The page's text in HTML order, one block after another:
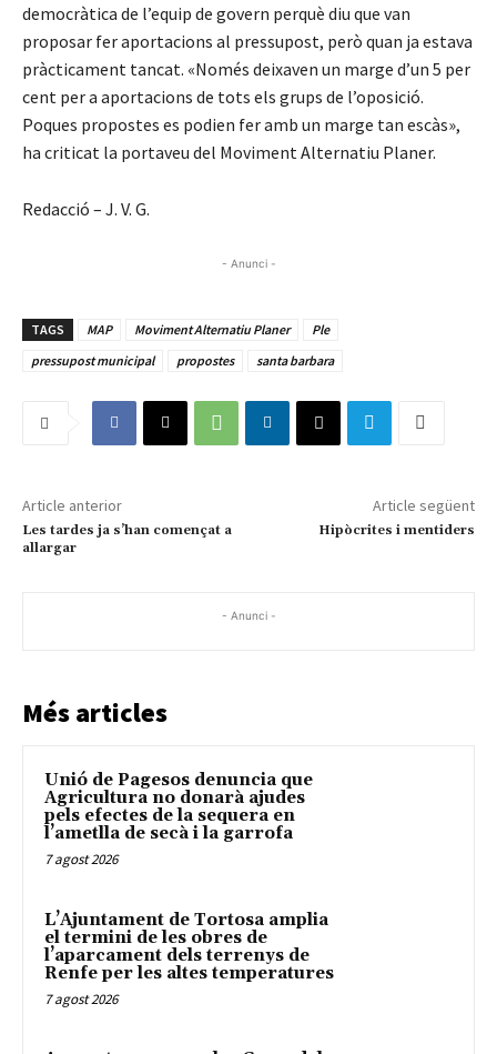
democràtica de l’equip de govern perquè diu que van
proposar fer aportacions al pressupost, però quan ja estava
pràcticament tancat. «Només deixaven un marge d’un 5 per
cent per a aportacions de tots els grups de l’oposició.
Poques propostes es podien fer amb un marge tan escàs»,
ha criticat la portaveu del Moviment Alternatiu Planer.
Redacció – J. V. G.
- Anunci -
TAGS MAP Moviment Alternatiu Planer
Ple
pressupost municipal
propostes santa barbara
Article anterior
Les tardes ja s’han començat a
allargar
Article següent
Hipòcrites i mentiders
- Anunci -
Més articles
Unió de Pagesos denuncia que
Agricultura no donarà ajudes
pels efectes de la sequera en
l’ametlla de secà i la garrofa
7 agost 2026
L’Ajuntament de Tortosa amplia
el termini de les obres de
l’aparcament dels terrenys de
Renfe per les altes temperatures
7 agost 2026